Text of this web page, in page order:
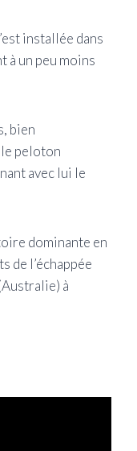
installée dans
à un peu moins
bien
le peloton
avec lui le
dominante en
de l’échappée
à